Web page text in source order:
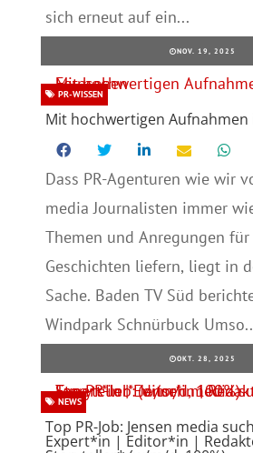
sich erneut auf ein...
NOV. 19, 2025
Mit hochwertigen Aufnahmen
PR-WISSEN
Dass PR-Agenturen wie wir
media Journalisten immer
Themen und Anregungen
Geschichten liefern, liegt in
Sache. Baden TV Süd
Windpark Schnürbuck
OKT. 28, 2025
Top PR-Job: Jensen media
Expert*in | Editor*in |
NEWS